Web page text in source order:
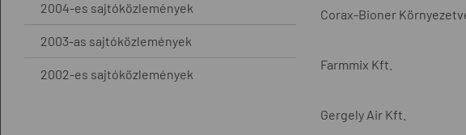
2004-es sajtóközlemények
2003-as sajtóközlemények
2002-es sajtóközlemények
Corax-Bioner
Farmmix Kft.
Gergely Air Kft.